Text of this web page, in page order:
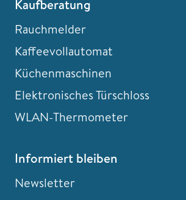
Kaufberatung
Rauchmelder
Kaffeevollautomat
Küchenmaschinen
Elektronisches Türschloss
WLAN-Thermometer
Informiert bleiben
Newsletter